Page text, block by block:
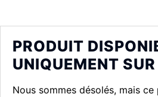
PRODUIT
UNIQUEMENT
Nous sommes désolés, mais